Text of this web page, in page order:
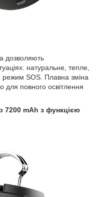
дозволяють
натуральне, тепле,
режим SOS. Плавна зміна
для повного освітлення
7200 mAh з функцією